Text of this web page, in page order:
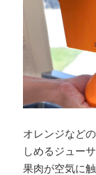
オレンジなど
しめるジュー
果肉が空気に